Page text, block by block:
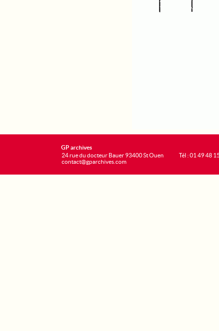
GP archives
24 rue du docteur Bauer 93400 St Ouen
contact@gparchives.com
Tél : 01 49 48